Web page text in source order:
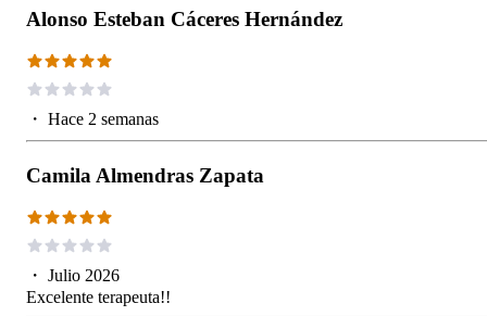
Alonso Esteban Cáceres Hernández
・ Hace 2 semanas
Camila Almendras Zapata
・ Julio 2026
Excelente terapeuta!!